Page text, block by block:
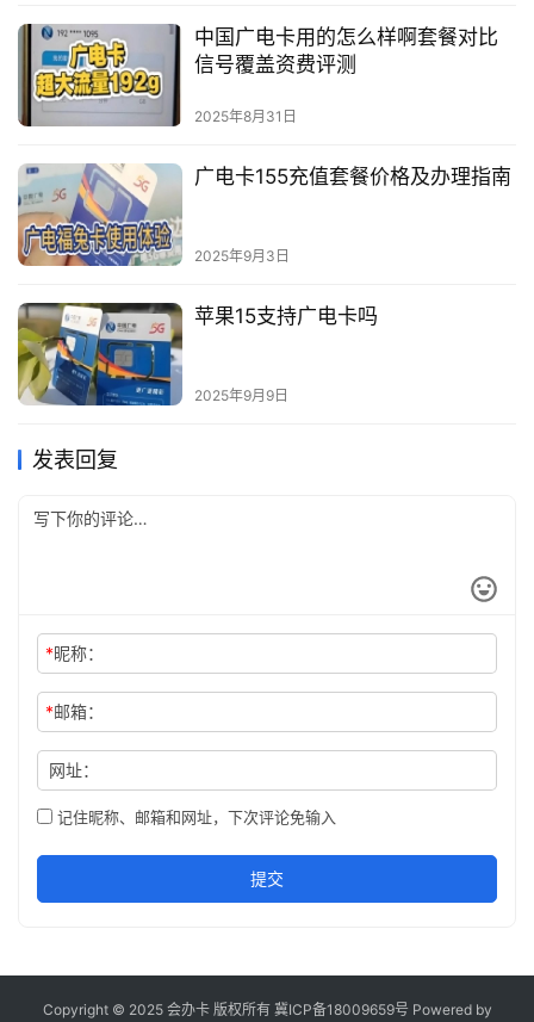
中国广电卡用的怎么样啊套餐对比
信号覆盖资费评测
2025年8月31日
广电卡155充值套餐价格及办理指南
2025年9月3日
苹果15支持广电卡吗
2025年9月9日
发表回复
*昵称：
*邮箱：
网址：
记住昵称、邮箱和网址，下次评论免输入
提交
Copyright © 2025 会办卡 版权所有 冀ICP备18009659号 Powered by